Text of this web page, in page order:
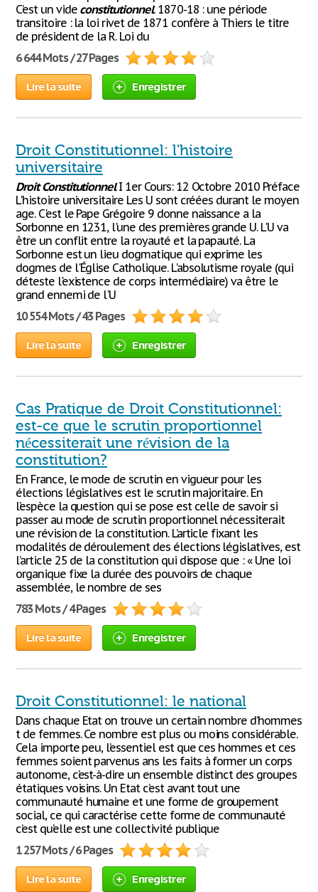
C’est un vide constitutionnel. 1870-18 : une période
transitoire : la loi rivet de 1871 confère à Thiers le titre
de président de la R. Loi du
6 644 Mots / 27 Pages
Lire la suite Enregistrer
Droit Constitutionnel: l'histoire
universitaire
Droit ConstitutionnelI 1er Cours: 12 Octobre 2010 Préface
L'histoire universitaire Les U sont créées durant le moyen
age. C'est le Pape Grégoire 9 donne naissance a la
Sorbonne en 1231, l'une des premières grande U. L'U va
être un conflit entre la royauté et la papauté. La
Sorbonne est un lieu dogmatique qui exprime les
dogmes de l'Église Catholique. L'absolutisme royale (qui
déteste l'existence de corps intermédiaire) va être le
grand ennemi de l'U
10 554 Mots / 43 Pages
Lire la suite Enregistrer
Cas Pratique de Droit Constitutionnel:
est-ce que le scrutin proportionnel
nécessiterait une révision de la
constitution?
En France, le mode de scrutin en vigueur pour les
élections législatives est le scrutin majoritaire. En
l’espèce la question qui se pose est celle de savoir si
passer au mode de scrutin proportionnel nécessiterait
une révision de la constitution. L’article fixant les
modalités de déroulement des élections législatives, est
l’article 25 de la constitution qui dispose que : « Une loi
organique fixe la durée des pouvoirs de chaque
assemblée, le nombre de ses
783 Mots / 4 Pages
Lire la suite Enregistrer
Droit Constitutionnel: le national
Dans chaque Etat on trouve un certain nombre d’hommes
t de femmes. Ce nombre est plus ou moins considérable.
Cela importe peu, l’essentiel est que ces hommes et ces
femmes soient parvenus ans les faits à former un corps
autonome, c’est-à-dire un ensemble distinct des groupes
étatiques voisins. Un Etat c’est avant tout une
communauté humaine et une forme de groupement
social, ce qui caractérise cette forme de communauté
c’est qu’elle est une collectivité publique
1 257 Mots / 6 Pages
Lire la suite Enregistrer